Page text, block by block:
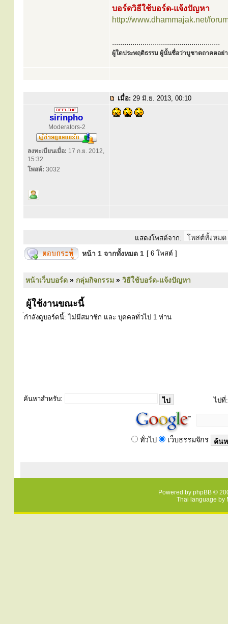
บอร์ดวิธีใช้บอร์ด-แจ้งปัญหา
http://www.dhammajak.net/
.....................................................
ผู้ใดประพฤติธรรม ผู้นั้นชื่อว่าบูชาตถาคตอย่า
เมื่อ: 29 มิ.ย. 2013, 00:10
sirinpho
Moderators-2
ลงทะเบียนเมื่อ: 17 ก.ย. 2012,
15:32
โพสต์: 3032
แสดงโพสต์จาก:
หน้า 1 จากทั้งหมด 1 [ 6 โพสต์ ]
หน้าเว็บบอร์ด » กลุ่มกิจกรรม » วิธีใช้บอร์ด-แจ้งปัญหา
ผู้ใช้งานขณะนี้
่กำลังดูบอร์ดนี้: ไม่มีสมาชิก และ บุคคลทั่วไป 1 ท่าน
ค้นหาสำหรับ: ไปที่:
ทั่วไป เว็บธรรมจักร
Powered by phpBB ©
Thai language by